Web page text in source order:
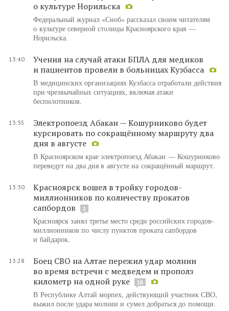
о культуре Норильска
Федеральный журнал «Сноб» рассказал своим читателям
о культуре северной столицы Красноярского края —
Норильска.
13:40
Учения на случай атаки БПЛА для медиков
и пациентов провели в больницах Кузбасса
В медицинских организациях Кузбасса отработали действия
при чрезвычайных ситуациях, включая атаки
беспилотников.
13:35
Электропоезд Абакан — Кошурниково будет
курсировать по сокращённому маршруту два
дня в августе
В Красноярском крае электропоезд Абакан — Кошурниково
переведут на два дня в августе на сокращённый маршрут.
13:30
Красноярск вошел в тройку городов-
миллионников по количеству прокатов
сапбордов
1
Красноярск занял третье место среди российских городов-
миллионников по числу пунктов проката сапбордов
и байдарок.
13:28
Боец СВО на Алтае пережил удар молнии
во время встречи с медведем и прополз
километр на одной руке
16
В Республике Алтай морпех, действующий участник СВО,
выжил после удара молнии и сумел добраться до помощи.